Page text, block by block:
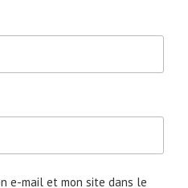
e-mail et mon site dans le